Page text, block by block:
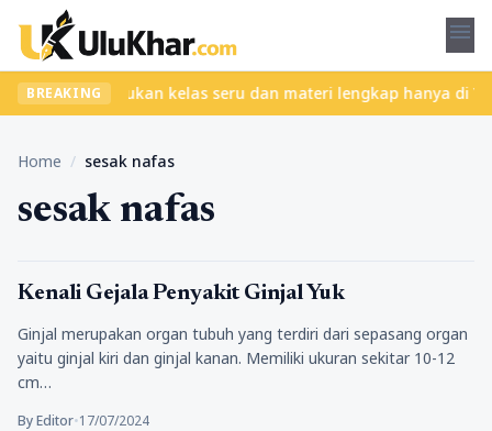
menu
BREAKING
ribet? Temukan kelas seru dan materi lengkap hanya di
Home / sesak nafas
sesak nafas
Kesehatan
Kenali Gejala Penyakit Ginjal Yuk
Ginjal merupakan organ tubuh yang terdiri dari sepasang organ
yaitu ginjal kiri dan ginjal kanan. Memiliki ukuran sekitar 10-12
cm…
By Editor•17/07/2024